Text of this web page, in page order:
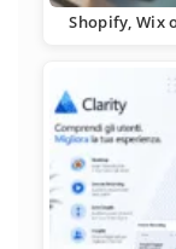
Shopify, Wix